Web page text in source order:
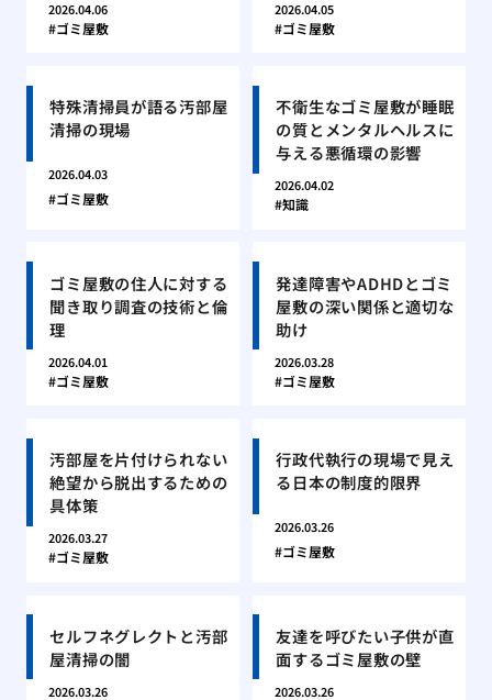
2026.04.06
ゴミ屋敷
2026.04.05
ゴミ屋敷
特殊清掃員が語る汚部屋
清掃の現場
2026.04.03
ゴミ屋敷
不衛生なゴミ屋敷が睡眠
の質とメンタルヘルスに
与える悪循環の影響
2026.04.02
知識
ゴミ屋敷の住人に対する
聞き取り調査の技術と倫
理
2026.04.01
ゴミ屋敷
発達障害やADHDとゴミ
屋敷の深い関係と適切な
助け
2026.03.28
ゴミ屋敷
汚部屋を片付けられない
絶望から脱出するための
具体策
2026.03.27
ゴミ屋敷
行政代執行の現場で見え
る日本の制度的限界
2026.03.26
ゴミ屋敷
セルフネグレクトと汚部
屋清掃の闇
2026.03.26
友達を呼びたい子供が直
面するゴミ屋敷の壁
2026.03.26